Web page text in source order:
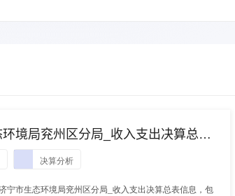
境局兖州区分局_收入支出决算总表
决算分析
宁市生态环境局兖州区分局_收入支出决算总表信息，包